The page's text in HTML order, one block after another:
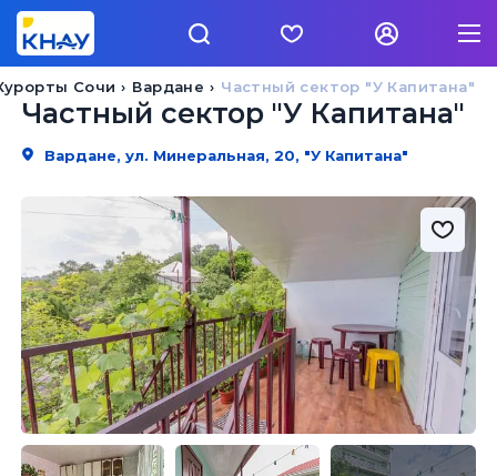
Частный сектор "У Капитана"
Вардане
Сочи
Частный сектор "У Капитана"
Вардане, ул. Минеральная, 20, "У Капитана"